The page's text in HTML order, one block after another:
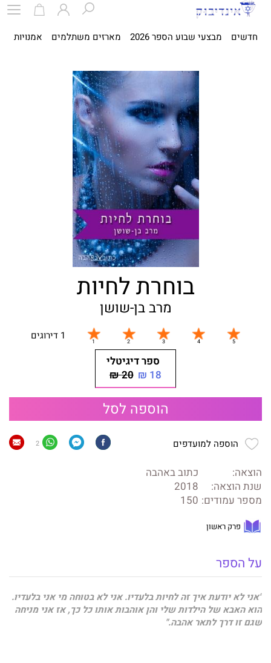
חדשים מבצעי שבוע הספר 2026 מארזים משתלמים אמנויות
בוחרת לחיות
מרב בן-שושן
1 דירוגים
ספר דיגיטלי
18 ₪
20 ₪
הוספה לסל
הוספה למועדפים 2
הוצאה:
כתוב באהבה
שנת הוצאה:
2018
מספר עמודים: 150
פרק ראשון
על הספר
"אני לא יודעת איך זה לחיות בלעדיו. אני לא בטוחה מי אני בלעדיו.
הוא האבא של הילדות שלי והן אוהבות אותו כל כך, אז אני מניחה
שגם זו דרך לתאר אהבה."